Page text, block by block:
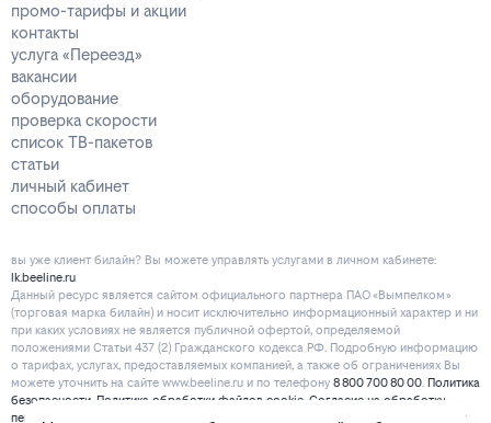
промо-тарифы и акции
контакты
услуга «Переезд»
вакансии
оборудование
проверка скорости
список ТВ-пакетов
статьи
личный кабинет
способы оплаты
вы уже клиент билайн? Вы можете управлять услугами в личнoм кaбинeтe:
lk.beeline.ru
Данный ресурс является сайтом официального партнера ПАО «Вымпелком»
(торговая марка билайн) и носит исключительно информационный характер и ни
при каких условиях не является публичной офертой, определяемой
положениями Статьи 437 (2) Гражданского кодекса РФ. Подробную информацию
о тарифах, услугах, предоставляемых компанией, а также об ограничениях Вы
можете уточнить на сайте www.beeline.ru и по телефону 8 800 700 80 00. Политика
безопасности Политика обработки файлов cookie Согласие на обработку
персональных данных
. Отписаться от получения информационных рассылок от